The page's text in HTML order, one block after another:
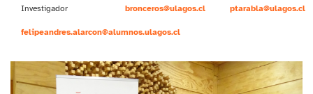
Investigador
felipeandres.alarcon@alumnos.ulagos.cl
bronceros@ulagos.cl ptarabla@ulagos.cl